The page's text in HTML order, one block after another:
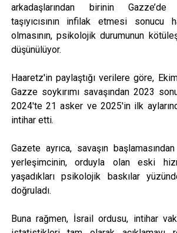
arkadaşlarından birinin
taşıyıcısının infilak etmesi sonucu
olmasının, psikolojik durumunun
düşünülüyor.
Haaretz'in paylaştığı verilere göre,
Gazze soykırımı savaşından 2023
2024'te 21 asker ve 2025'in ilk
intihar etti.
Gazete ayrıca, savaşın
yerleşimcinin, orduyla olan eski
yaşadıkları psikolojik baskılar
doğruladı.
Buna rağmen, İsrail ordusu, intihar